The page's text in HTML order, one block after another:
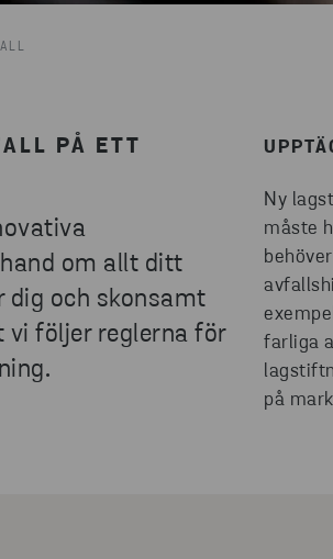
PÅ ETT
om allt ditt
och skonsamt
följer reglerna för
Ny
måste
farliga
på